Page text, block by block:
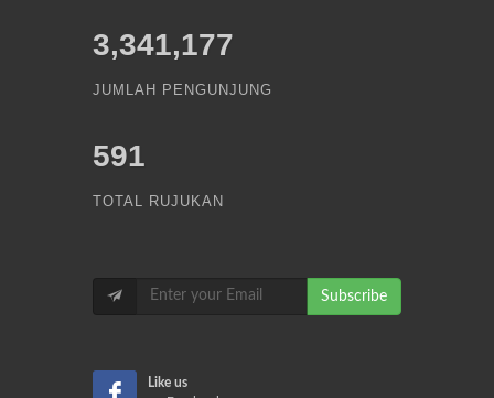
3,341,177
JUMLAH PENGUNJUNG
591
TOTAL RUJUKAN
Subscribe
Like us